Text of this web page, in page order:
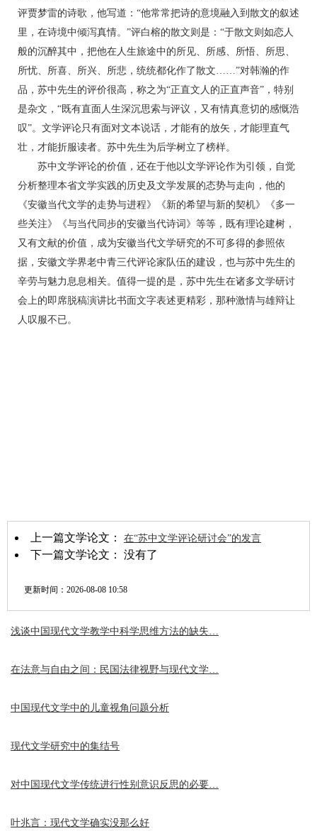
评贾梦雷的诗歌，他写道：“他常常把诗的意境融入到散文的叙述
里，在诗境中倾泻真情。”评白榕的散文则是：“于散文则如恋人
般的沉醉其中，把他在人生旅途中的所见、所感、所悟、所思、
所忧、所喜、所兴、所悲，统统都化作了散文……”对韩瀚的作
品，苏中先生的评价很高，称之为“正直文人的正直声音”，特别
是杂文，“既有直面人生深沉思索与评议，又有情真意切的感慨浩
叹”。文学评论只有面对文本说话，才能有的放矢，才能理直气
壮，才能折服读者。苏中先生为后学树立了榜样。
苏中文学评论的价值，还在于他以文学评论作为引领，自觉
分析整理本省文学实践的历史及文学发展的态势与走向，他的
《安徽当代文学的走势与进程》《新的希望与新的契机》《多一
些关注》《与当代同步的安徽当代诗词》等等，既有理论建树，
又有文献的价值，成为安徽当代文学研究的不可多得的参照依
据，安徽文学界老中青三代评论家队伍的建设，也与苏中先生的
辛劳与魅力息息相关。值得一提的是，苏中先生在诸多文学研讨
会上的即席脱稿演讲比书面文字表述更精彩，那种激情与雄辩让
人叹服不已。
上一篇文学论文： 在“苏中文学评论研讨会”的发言
下一篇文学论文： 没有了
更新时间： 2026-08-08 10:58
浅谈中国现代文学教学中科学思维方法的缺失…
在法意与自由之间：民国法律视野与现代文学…
中国现代文学中的儿童视角问题分析
现代文学研究中的集结号
对中国现代文学传统进行性别意识反思的必要…
叶兆言：现代文学确实没那么好